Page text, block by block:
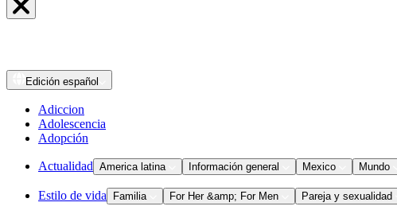
Edición español
Adiccion
Adolescencia
Adopción
Actualidad America latina Información general Mexico Mundo
Estilo de vida Familia For Her &amp; For Men Pareja y sexualidad